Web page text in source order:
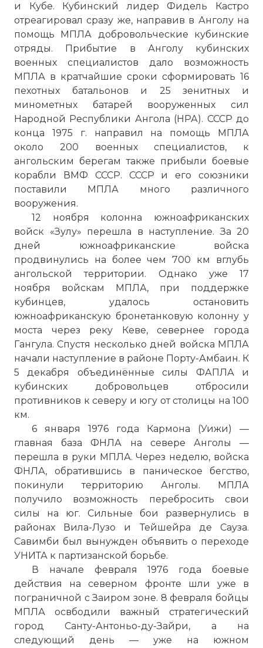
и Кубе. Кубинский лидер Фидель Кастро
отреагировал сразу же, направив в Анголу на
помощь МПЛА добровольческие кубинские
отряды. Прибытие в Анголу кубинских
военных специалистов дало возможность
МПЛА в кратчайшие сроки сформировать 16
пехотных батальонов и 25 зенитных и
минометных батарей вооруженных сил
Народной Республики Ангола (НРА). СССР до
конца 1975 г. направил на помощь МПЛА
около 200 военных специалистов, к
ангольским берегам также прибыли боевые
корабли ВМФ СССР. СССР и его союзники
поставили МПЛА много различного
вооружения.
12 ноября колонна южноафриканских
войск «Зулу» перешла в наступление. За 20
дней южноафриканские войска
продвинулись на более чем 700 км вглубь
ангольской территории. Однако уже 17
ноября войскам МПЛА, при поддержке
кубинцев, удалось остановить
южноафриканскую бронетанковую колонну у
моста через реку Кеве, севернее города
Гангула. Спустя несколько дней войска МПЛА
начали наступление в районе Порту-Амбаин. К
5 декабря объединённые силы ФАПЛА и
кубинских добровольцев отбросили
противников к северу и югу от столицы на 100
км.
6 января 1976 года Кармона (Уижи) —
главная база ФНЛА на севере Анголы —
перешла в руки МПЛА. Через неделю, войска
ФНЛА, обратившись в паническое бегство,
покинули территорию Анголы. МПЛА
получило возможность перебросить свои
силы на юг. Сильные бои развернулись в
районах Вила-Лузо и Тейшейра де Сауза.
Савимби был вынужден объявить о переходе
УНИТА к партизанской борьбе.
В начале февраля 1976 года боевые
действия на северном фронте шли уже в
пограничной с Заиром зоне. 8 февраля бойцы
МПЛА освбодили важный стратегический
город Санту-Антоньо-ду-Зайри, а на
следующий день — уже на южном